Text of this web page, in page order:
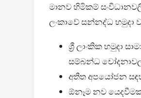
මානව හිමිකම්
ලංකාවේ සන්නද්ධ හමුදා
ශ්‍රී ලාංකික හමුදා
සම්බන්ධ
අතීත අපයෝජන
ඕනෑම නව